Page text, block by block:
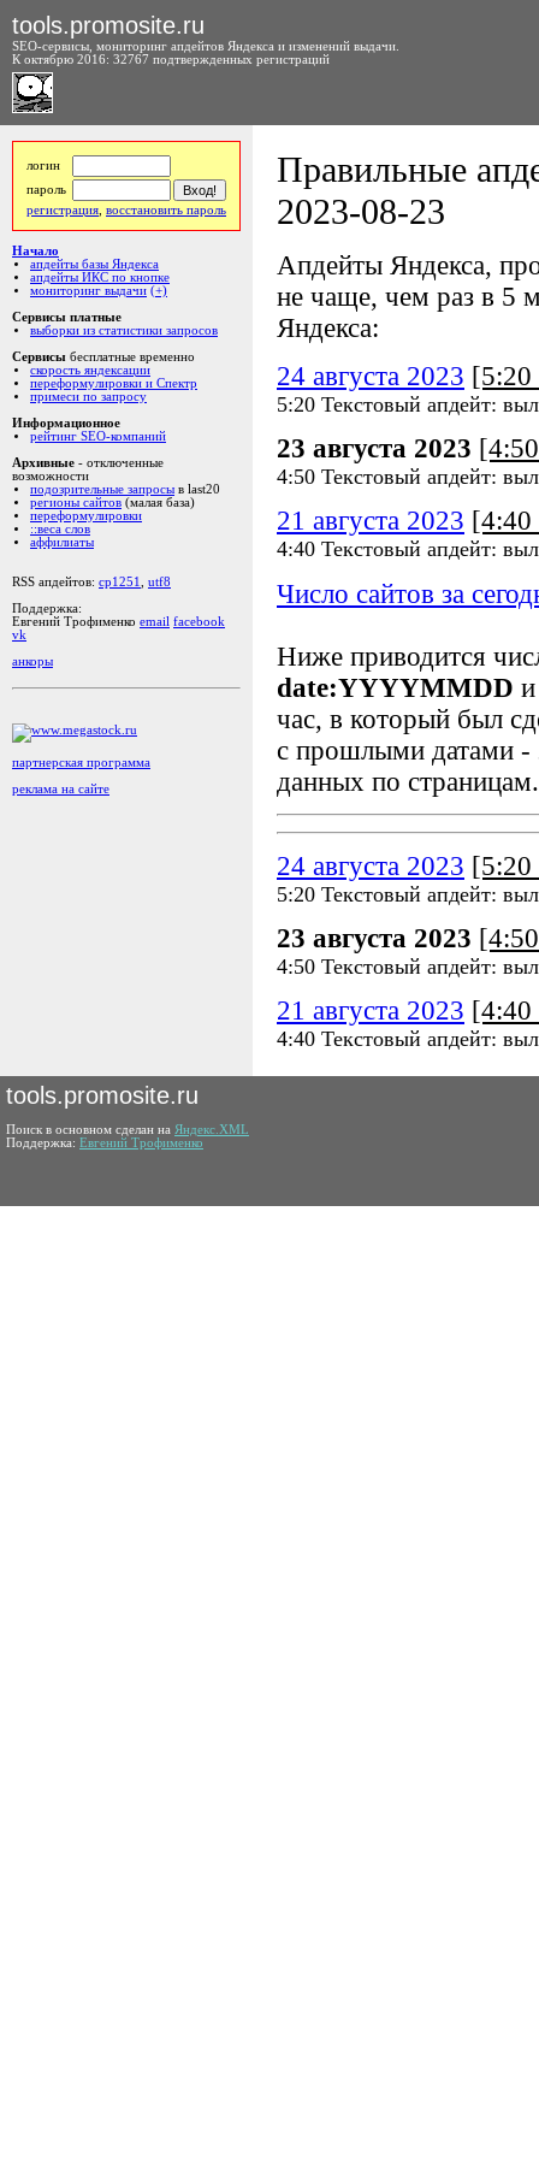
tools.promosite.ru
SEO-сервисы, мониторинг апдейтов Яндекса и изменений выдачи.
К октябрю 2016: 32767 подтвержденных регистраций
логин
пароль
регистрация восстановить пароль
Начало
апдейты базы Яндекса
апдейты ИКС по кнопке
мониторинг выдачи (+)
Сервисы платные
выборки из статистики запросов
Сервисы бесплатные временно
скорость яндексации
переформулировки и Спектр
примеси по запросу
Информационное
рейтинг SEO-компаний
Архивные - отключенные
возможности
подозрительные запросы в last20
регионы сайтов (малая база)
переформулировки
::веса слов
аффилиаты
RSS апдейтов: cp1251
utf8
Поддержка:
Евгений Трофименко email facebook
vk
анкоры
партнерская программа
реклама на сайте
Правильные
2023-08-23
Апдейты Яндекса,
не чаще, чем раз в 5
Яндекса:
24 августа 2023
5:20 Текстовый апдейт:
23 августа 2023
4:50 Текстовый апдейт:
21 августа 2023
4:40 Текстовый апдейт:
Число сайтов за
Ниже приводится
date:YYYYMMDD
час, в который был
с прошлыми датами -
данных по страницам.
24 августа 2023
5:20 Текстовый апдейт:
23 августа 2023
4:50 Текстовый апдейт:
21 августа 2023
4:40 Текстовый апдейт:
tools.promosite.ru
Поиск в основном сделан на Яндекс.XML
Поддержка: Евгений Трофименко